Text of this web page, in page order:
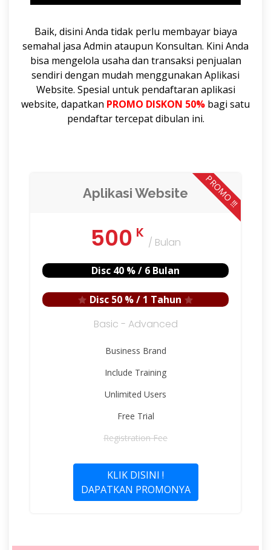
Baik, disini Anda tidak perlu membayar biaya
semahal jasa Admin ataupun Konsultan. Kini Anda
bisa mengelola usaha dan transaksi penjualan
sendiri dengan mudah menggunakan Aplikasi
Website. Spesial untuk pendaftaran aplikasi
website, dapatkan PROMO DISKON 50% bagi satu
pendaftar tercepat dibulan ini.
PROMO !!!
Aplikasi Website
500K
/ Bulan
Disc 40 % / 6 Bulan
Disc 50 % / 1 Tahun
Basic - Advanced
Business Brand
Include Training
Unlimited Users
Free Trial
Registration Fee
KLIK DISINI !
DAPATKAN PROMONYA